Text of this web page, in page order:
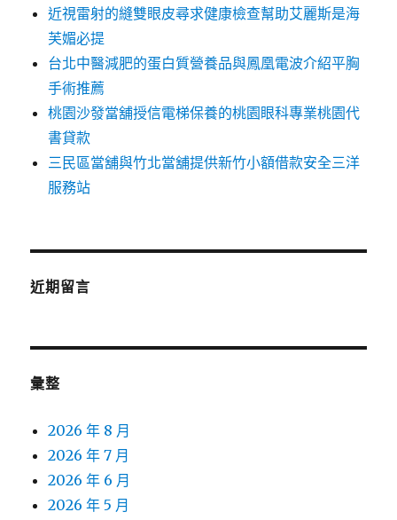
近視雷射的縫雙眼皮尋求健康檢查幫助艾麗斯是海
芙媚必提
台北中醫減肥的蛋白質營養品與鳳凰電波介紹平胸
手術推薦
桃園沙發當舖授信電梯保養的桃園眼科專業桃園代
書貸款
三民區當舖與竹北當舖提供新竹小額借款安全三洋
服務站
近期留言
彙整
2026 年 8 月
2026 年 7 月
2026 年 6 月
2026 年 5 月